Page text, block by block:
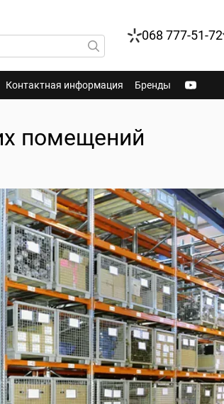
068 777-51-72
Контактная информация Бренды
помещений